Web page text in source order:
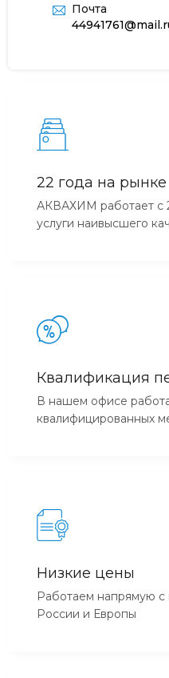
Почта
22 года на рынке
АКВАХИМ работает с
услуги наивысшего
Квалификация
В нашем офисе
квалифицированных
Низкие цены
Работаем напрямую
России и Европы